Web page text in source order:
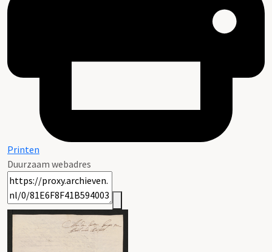
Printen
Duurzaam webadres